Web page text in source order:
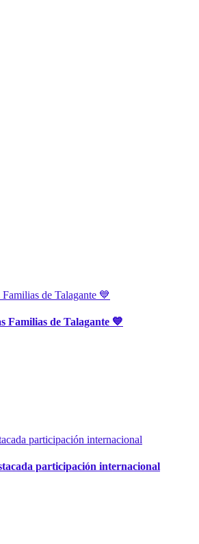
Familias de Talagante 💙
participación internacional